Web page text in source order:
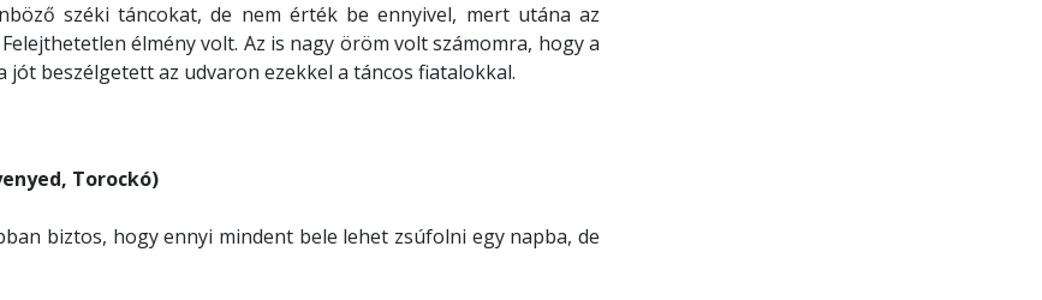
széki táncokat, de nem érték be ennyivel, mert utána az
élmény volt. Az is nagy öröm volt számomra, hogy a
beszélgetett az udvaron ezekkel a táncos fiatalokkal.
Torockó)
biztos, hogy ennyi mindent bele lehet zsúfolni egy napba, de